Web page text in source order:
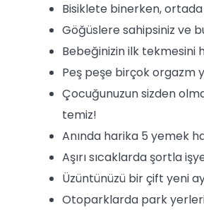
Bisiklete binerken,
Göğüslere sahipsiniz ve
Bebeğinizin ilk tekmesini
Peş peşe birçok orgazm
Çocuğunuzun sizden
temiz!
Anında harika 5 yemek
Aşırı sıcaklarda şortla
Üzüntünüzü bir çift yeni
Otoparklarda park yerleri